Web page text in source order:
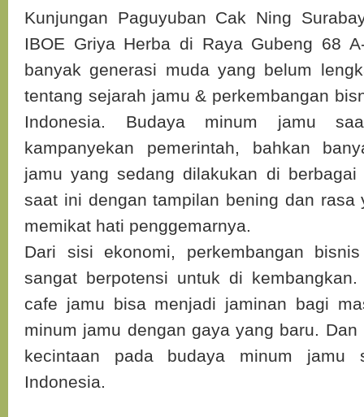
Kunjungan Paguyuban Cak Ning
IBOE Griya Herba di Raya Gubeng 68
banyak generasi muda yang belum
tentang sejarah jamu & perkembangan
Indonesia. Budaya minum jamu
kampanyekan pemerintah, bahkan
jamu yang sedang dilakukan di
saat ini dengan tampilan bening dan rasa
memikat hati penggemarnya.
Dari sisi ekonomi, perkembangan
sangat berpotensi untuk di
cafe jamu bisa menjadi jaminan bagi
minum jamu dengan gaya yang baru.
kecintaan pada budaya minum jamu
Indonesia.